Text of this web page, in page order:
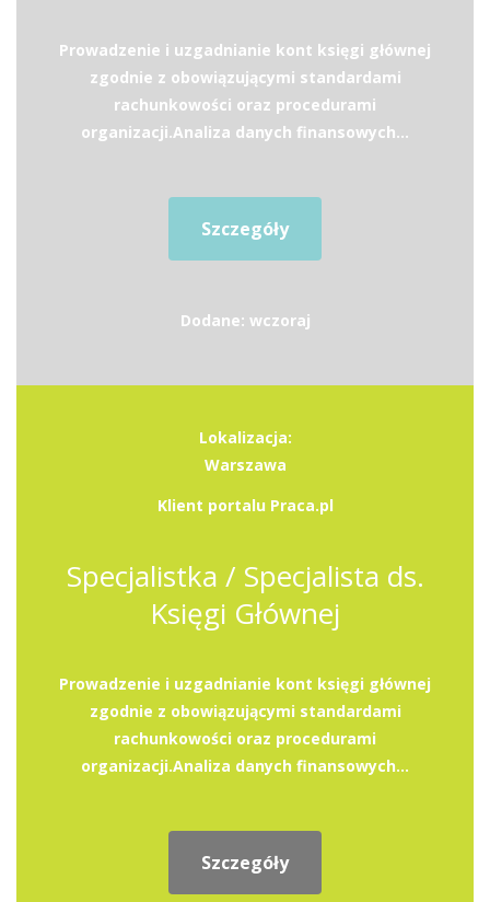
Prowadzenie i uzgadnianie kont księgi głównej
zgodnie z obowiązującymi standardami
rachunkowości oraz procedurami
organizacji.Analiza danych finansowych...
Szczegóły
Dodane: wczoraj
Lokalizacja:
Warszawa
Klient portalu Praca.pl
Specjalistka / Specjalista ds.
Księgi Głównej
Prowadzenie i uzgadnianie kont księgi głównej
zgodnie z obowiązującymi standardami
rachunkowości oraz procedurami
organizacji.Analiza danych finansowych...
Szczegóły